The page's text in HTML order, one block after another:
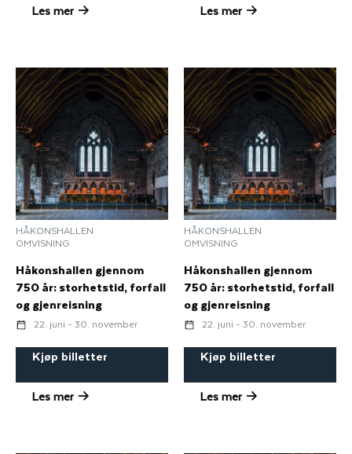
Les mer Les mer
HÅKONSHALLEN
OMVISNING
Håkonshallen gjennom
750 år: storhetstid, forfall
og gjenreisning
22. juni - 30. november
Kjøp billetter
Les mer
HÅKONSHALLEN
OMVISNING
Håkonshallen gjennom
750 år: storhetstid, forfall
og gjenreisning
22. juni - 30. november
Kjøp billetter
Les mer